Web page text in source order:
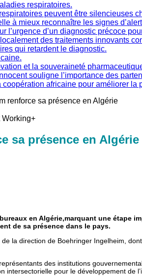
respiratoires.
peuvent être silencieuses
à mieux reconnaître les signes
l’urgence d’un diagnostic précoce
des traitements innovants
qui retardent le diagnostic.
et la souveraineté
souligne l’importance des
africaine pour améliorer la
renforce sa présence en Algérie
Working+
sa présence en Algérie
en Algérie,marquant une étape
de sa présence dans le pays.
la direction de Boehringer Ingelheim, dont
des institutions
intersectorielle pour le développement de